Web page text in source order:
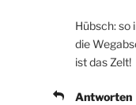
Hübsch: so
die
ist das Zelt!
Antworten